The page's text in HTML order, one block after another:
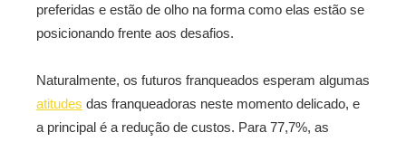
preferidas e estão de olho na forma como elas estão se
posicionando frente aos desafios.
Naturalmente, os futuros franqueados esperam algumas
atitudes das franqueadoras neste momento delicado, e
a principal é a redução de custos. Para 77,7%, as